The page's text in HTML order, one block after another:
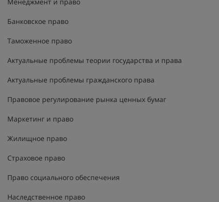
Банковское право
Таможенное право
Актуальные проблемы теории государства и права
Актуальные проблемы гражданского права
Правовое регулирование рынка ценных бумаг
Маркетинг и право
Жилищное право
Страховое право
Право социального обеспечения
Наследственное право